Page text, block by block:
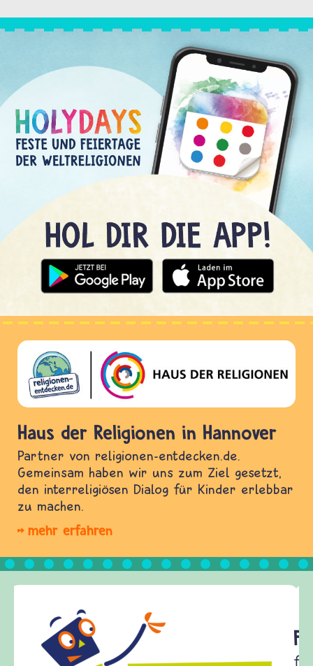
Haus der Religionen in Hannover
Partner von religionen-entdecken.de.
Gemeinsam haben wir uns zum Ziel gesetzt,
den interreligiösen Dialog für Kinder erlebbar
zu machen.
mehr erfahren
Frieden Fragen
frieden-fragen.de ist ein Internet-Angebot für